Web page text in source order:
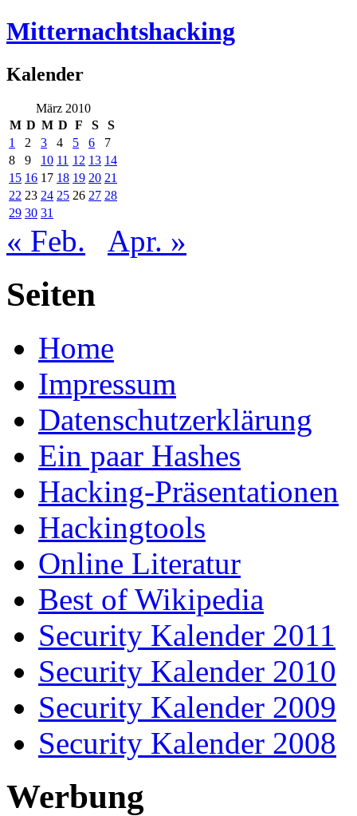
Mitternachtshacking
Kalender
März 2010
M D M D F S
S
1
2 3 4 5 6
7
8
9 10 11 12 13 14
15 16 17 18 19 20 21
22 23 24 25 26 27 28
29 30 31
« Feb. Apr. »
Seiten
Home
Impressum
Datenschutzerklärung
Ein paar Hashes
Hacking-Präsentationen
Hackingtools
Online Literatur
Best of Wikipedia
Security Kalender 2011
Security Kalender 2010
Security Kalender 2009
Security Kalender 2008
Werbung